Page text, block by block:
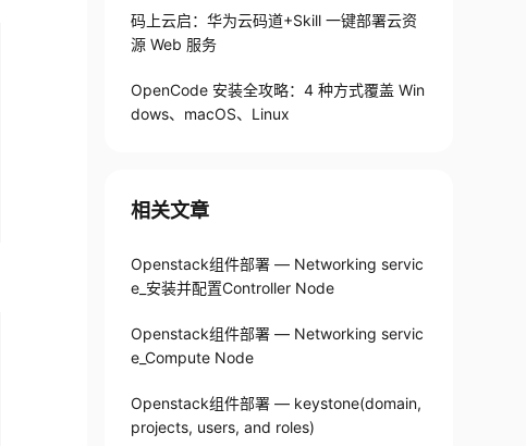
码上云启：华为云码道+Skill 一键部署云资
源 Web 服务
OpenCode 安装全攻略：4 种方式覆盖 Win
dows、macOS、Linux
相关文章
Openstack组件部署 — Networking servic
e_安装并配置Controller Node
Openstack组件部署 — Networking servic
e_Compute Node
Openstack组件部署 — keystone(domain,
projects, users, and roles)